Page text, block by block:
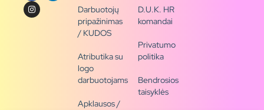
Darbuotojų
pripažinimas
/ KUDOS
Atributika su
logo
darbuotojams
Apklausos /
D.U.K. HR
komandai
Privatumo
politika
Bendrosios
taisyklės